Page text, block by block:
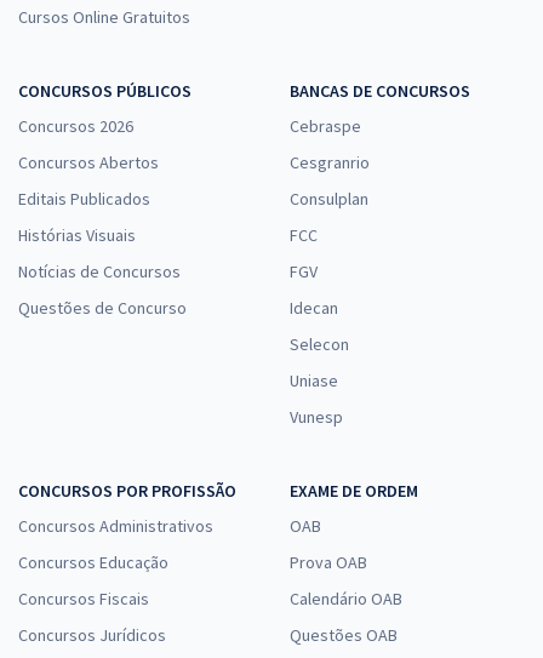
Cursos Online Gratuitos
CONCURSOS PÚBLICOS
Concursos 2026
Concursos Abertos
Editais Publicados
Histórias Visuais
Notícias de Concursos
Questões de Concurso
BANCAS DE CONCURSOS
Cebraspe
Cesgranrio
Consulplan
FCC
FGV
Idecan
Selecon
Uniase
Vunesp
CONCURSOS POR PROFISSÃO
Concursos Administrativos
Concursos Educação
Concursos Fiscais
Concursos Jurídicos
EXAME DE ORDEM
OAB
Prova OAB
Calendário OAB
Questões OAB